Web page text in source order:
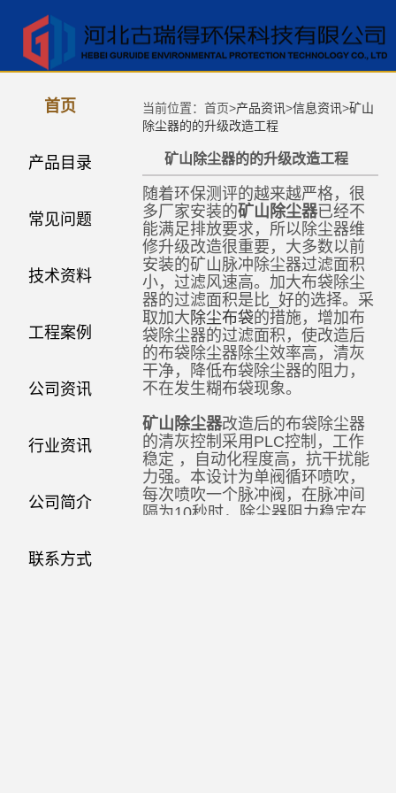
首页
产品目录
常见问题
技术资料
工程案例
公司资讯
行业资讯
公司简介
联系方式
当前位置：首页>产品资讯>信息资讯>矿山
除尘器的的升级改造工程
矿山除尘器的的升级改造工程
随着环保测评的越来越严格，很
多厂家安装的矿山除尘器已经不
能满足排放要求，所以除尘器维
修升级改造很重要，大多数以前
安装的矿山脉冲除尘器过滤面积
小，过滤风速高。加大布袋除尘
器的过滤面积是比_好的选择。采
取加大 除尘布袋的措施，增加布
袋除尘器的过滤面积，使改造后
的布袋除尘器除尘效率高，清灰
干净，降低布袋除尘器的阻力，
不在发生糊布袋现象。
矿山除尘器改造后的布袋除尘器
的清灰控制采用PLC控制，工作
稳定 ，自动化程度高，抗干扰能
力强。本设计为单阀循环喷吹，
每次喷吹一个脉冲阀，在脉冲间
隔为10秒时，除尘器阻力稳定在